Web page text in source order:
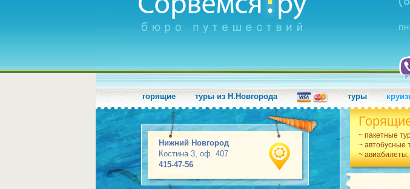
горящие туры из Н.Новгорода туры
Нижний Новгород
Костина 3, оф. 407
415-47-56
~ пакетные
~ автобусные
~